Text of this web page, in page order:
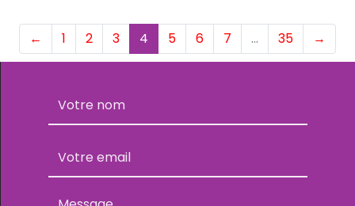
← 1 2 3 4 (current)
5 6 7 … 35 →